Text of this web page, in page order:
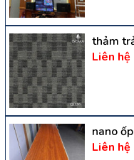
thảm
Liên hệ
nano
Liên hệ